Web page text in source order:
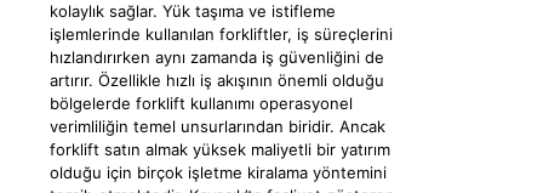
kolaylık sağlar. Yük taşıma ve istifleme
işlemlerinde kullanılan forkliftler, iş süreçlerini
hızlandırırken aynı zamanda iş güvenliğini de
artırır. Özellikle hızlı iş akışının önemli olduğu
bölgelerde forklift kullanımı operasyonel
verimliliğin temel unsurlarından biridir. Ancak
forklift satın almak yüksek maliyetli bir yatırım
olduğu için birçok işletme kiralama yöntemini